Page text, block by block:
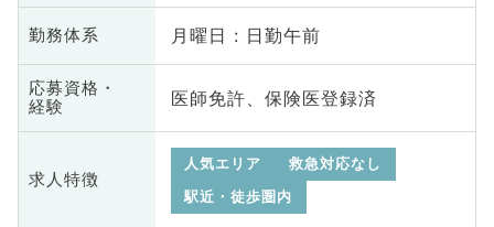
勤務体系 月曜日 : 日勤午前
応募資格・
経験
医師免許、保険医登録済
求人特徴
人気エリア
救急対応なし
駅近・徒歩圏内